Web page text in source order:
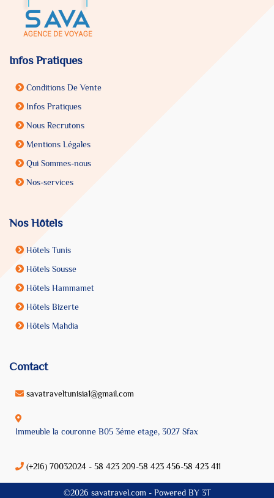
Infos Pratiques
Conditions De Vente
Infos Pratiques
Nous Recrutons
Mentions Légales
Qui Sommes-nous
Nos-services
Nos Hôtels
Hôtels Tunis
Hôtels Sousse
Hôtels Hammamet
Hôtels Bizerte
Hôtels Mahdia
Contact
savatraveltunisia1@gmail.com
Immeuble la couronne B05 3éme etage, 3027 Sfax
(+216) 70032024 - 58 423 209-58 423 456-58 423 411
©2026 savatravel.com -Powered BY3T